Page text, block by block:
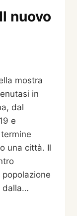
nuovo
mostra
in
dal
e
una città. Il
popolazione
dalla…